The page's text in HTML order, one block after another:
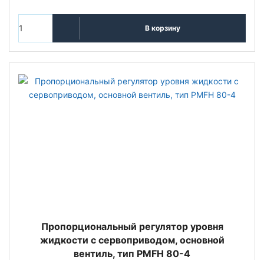
В корзину
Пропорциональный регулятор уровня
жидкости с сервоприводом, основной
вентиль, тип PMFH 80-4